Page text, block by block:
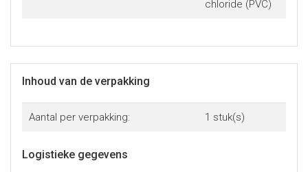
chloride (PVC)
Inhoud van de verpakking
Aantal per verpakking: 1 stuk(s)
Logistieke gegevens